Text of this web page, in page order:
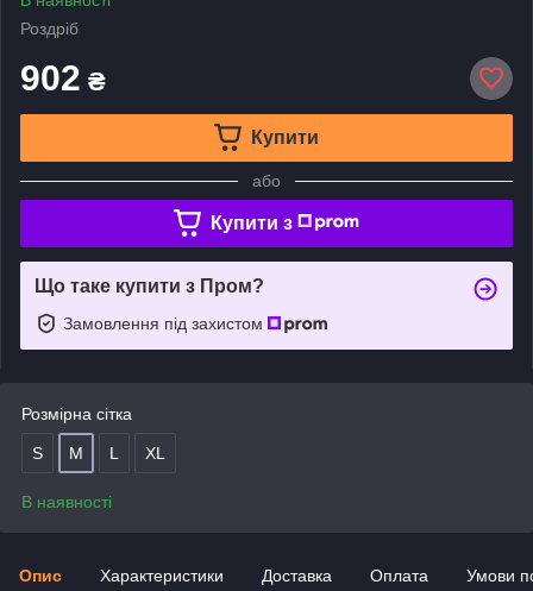
Роздріб
902 ₴
Купити
або
Купити з
Що таке купити з Пром?
Замовлення під захистом
Розмірна сітка
S M L XL
В наявності
Опис Характеристики Доставка Оплата Умови